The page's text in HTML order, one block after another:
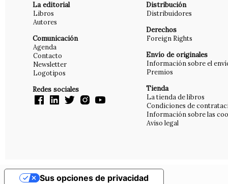
La editorial
Libros
Autores
Comunicación
Agenda
Contacto
Newsletter
Logotipos
Redes sociales
Distribución
Distribuidores
Derechos
Foreign Rights
Envío de originales
Información sobre el
Premios
Tienda
La tienda de libros
Condiciones de
Información sobre las
Aviso legal
Sus opciones de privacidad